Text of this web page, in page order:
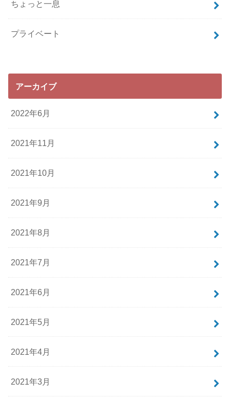
ちょっと一息
プライベート
アーカイブ
2022年6月
2021年11月
2021年10月
2021年9月
2021年8月
2021年7月
2021年6月
2021年5月
2021年4月
2021年3月